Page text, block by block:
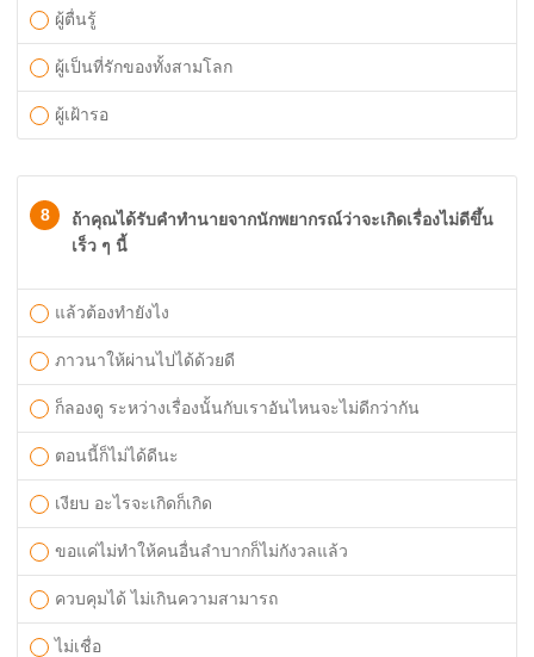
ผู้ตื่นรู้
ผู้เป็นที่รักของทั้งสามโลก
ผู้เฝ้ารอ
8
ถ้าคุณได้รับคำทำนายจากนักพยากรณ์ว่าจะเกิดเรื่องไม่ดีขึ้น
เร็ว ๆ นี้
แล้วต้องทำยังไง
ภาวนาให้ผ่านไปได้ด้วยดี
ก็ลองดู ระหว่างเรื่องนั้นกับเราอันไหนจะไม่ดีกว่ากัน
ตอนนี้ก็ไม่ได้ดีนะ
เงียบ อะไรจะเกิดก็เกิด
ขอแค่ไม่ทำให้คนอื่นลำบากก็ไม่กังวลแล้ว
ควบคุมได้ ไม่เกินความสามารถ
ไม่เชื่อ